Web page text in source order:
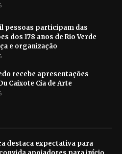
pessoas participam das
dos 178 anos de Rio Verde
e organização
recebe apresentações
Caixote Cia de Arte
destaca expectativa para